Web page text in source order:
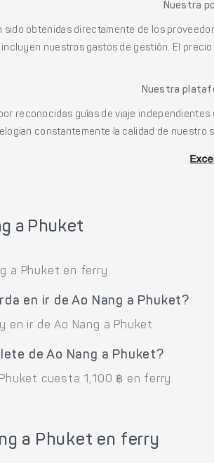
Nuestra
sido obtenidas directamente de los
incluyen nuestros gastos de gestión. El
Nuestra
reconocidas guías de viaje
constantemente la calidad de
a Phuket
a Phuket en ferry.
en ir de Ao Nang a Phuket?
en ir de Ao Nang a Phuket.
de Ao Nang a Phuket?
cuesta 1,100 ฿ en ferry.
a Phuket en ferry